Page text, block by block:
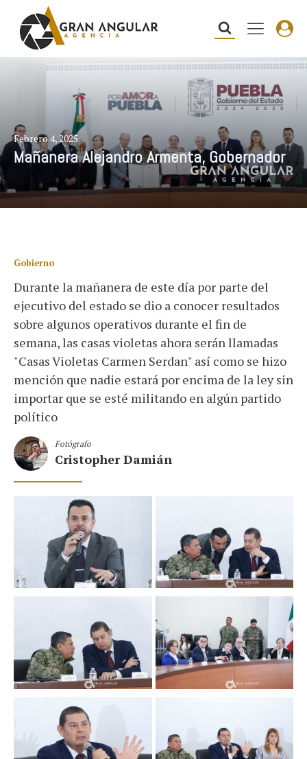
Febrero 4, 2025
Mañanera Alejandro Armenta, Gobernador
Gobierno
Durante la mañanera de este día por parte del
ejecutivo del estado se dio a conocer resultados
sobre algunos operativos durante el fin de
semana, las casas violetas ahora serán llamadas
"Casas Violetas Carmen Serdan" así como se hizo
mención que nadie estará por encima de la ley sin
importar que se esté militando en algún partido
político
Fotógrafo
Cristopher Damián